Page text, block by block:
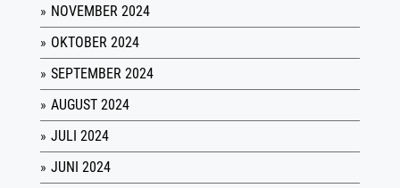
NOVEMBER 2024
OKTOBER 2024
SEPTEMBER 2024
AUGUST 2024
JULI 2024
JUNI 2024